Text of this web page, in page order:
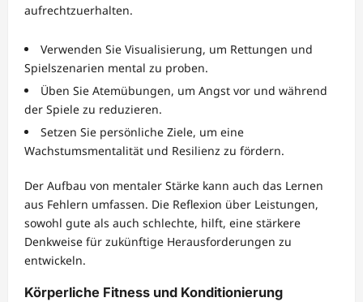
aufrechtzuerhalten.
Verwenden Sie Visualisierung, um Rettungen und
Spielszenarien mental zu proben.
Üben Sie Atemübungen, um Angst vor und während
der Spiele zu reduzieren.
Setzen Sie persönliche Ziele, um eine
Wachstumsmentalität und Resilienz zu fördern.
Der Aufbau von mentaler Stärke kann auch das Lernen
aus Fehlern umfassen. Die Reflexion über Leistungen,
sowohl gute als auch schlechte, hilft, eine stärkere
Denkweise für zukünftige Herausforderungen zu
entwickeln.
Körperliche Fitness und Konditionierung